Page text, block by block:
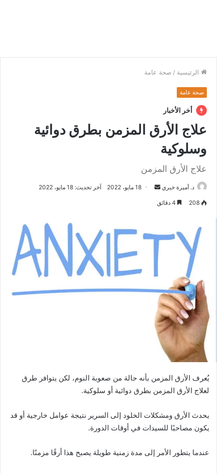
الرئيسية / صحة عامة
صحة عامة
أخر الأخبار
علاج الأرق المزمن بطرق دوائية
وسلوكية
علاج الأرق المزمن
د. أميرة خيري
ب
إ
ا
18 مايو، 2022 آخر تحديث: 18 مايو، 2022
208
يُعرف الأرق المزمن بأنه حالة من صعوبة النوم، لكن يتوافر طرق
لعلاج الأرق المزمن بطرق دوائية أو سلوكية.
يحدث الأرق ومشكلات الخلود إلى السرير نتيجة عوامل خارجية أو قد
يكون مصاحبًا للسيدات في أوقات الدورة.
عندما يتطور الأمر إلى مدة زمنية طويلة يصبح هذا أرقًا مزمنًا.